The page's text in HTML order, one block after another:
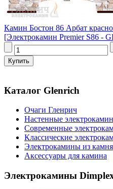
Камин Бостон 86 Арбат
[Электрокамин Premier S86 -
Каталог Glenrich
Очаги Гленрич
Настенные
Современные
Классические
Электрокамины из камня
Аксессуары для камина
Электрокамины